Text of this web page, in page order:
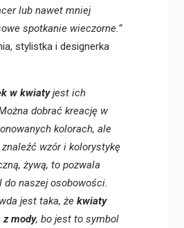
lub nawet mniej
spotkanie wieczorne.”
stylistka i designerka
w kwiatyjest ich
dobrać kreację w
kolorach, ale
wzór i kolorystykę
żywą, to pozwala
naszej osobowości.
jest taka, że kwiaty
z mody, bo jest to symbol